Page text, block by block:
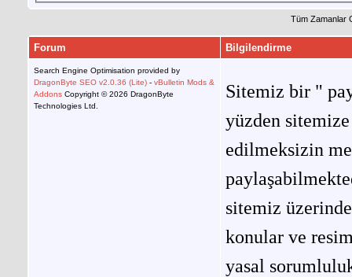
Tüm Zamanlar
Forum Bilgilendirme
Search Engine Optimisation provided by
DragonByte SEO v2.0.36 (Lite) - vBulletin Mods &
Addons Copyright © 2026 DragonByte
Technologies Ltd.
Sitemiz bir "
yüzden
edilmeksizin
sitemiz
konular ve
yasal